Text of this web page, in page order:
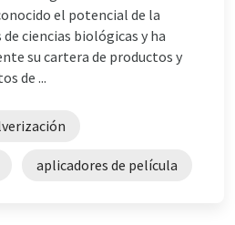
el potencial de la
ciencias biológicas y ha
su cartera de productos y
de ...
aplicadores de película